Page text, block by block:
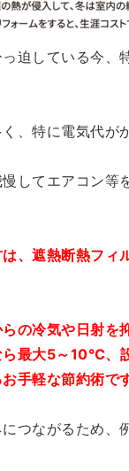
迫している今、
、特に電気代が
してエアコン等
、遮熱断熱フィ
の冷気や日射
最大5～10℃、
手軽な節約術です
つながるため、